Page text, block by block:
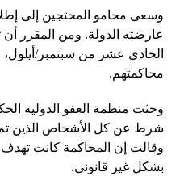
وسعى محامو المحتجين إلى
عارضته الدولة. ومن المقرر
الحادي عشر من سبتمبر/أيلول،
محاكمتهم.
وحثت منظمة العفو الدولية
شرط عن كل الأشخاص الذين تم
وقالت إن المحاكمة كانت تهدف
بشكل غير قانوني.